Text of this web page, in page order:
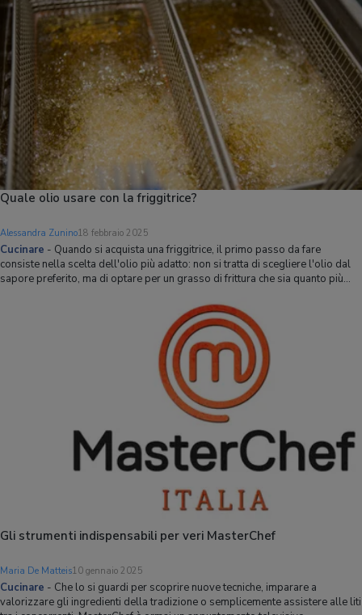
Quale olio usare con la friggitrice?
Alessandra Zunino18 febbraio 2025
Cucinare - Quando si acquista una friggitrice, il primo passo da fare
consiste nella scelta dell'olio più adatto: non si tratta di scegliere l'olio dal
sapore preferito, ma di optare per un grasso di frittura che sia quanto più
Gli strumenti indispensabili per veri MasterChef
Maria De Matteis10 gennaio 2025
Cucinare - Che lo si guardi per scoprire nuove tecniche, imparare a
valorizzare gli ingredienti della tradizione o semplicemente assistere alle liti